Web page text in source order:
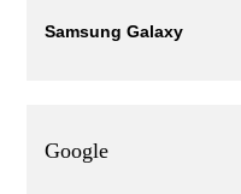
Samsung Galaxy
Google